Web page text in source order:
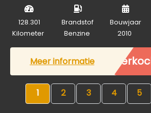
128.301
Kilometer
Brandstof
Benzine
Bouwjaar
2010
Meer informatie
1 2 3 4 5